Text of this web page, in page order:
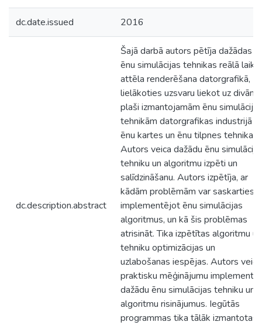
dc.date.issued 2016
dc.description.abstract
Šajā darbā autors pētīja dažādas
ēnu simulācijas tehnikas reālā laika
attēla renderēšana datorgrafikā,
lielākoties uzsvaru liekot uz divām
plaši izmantojamām ēnu simulācijas
tehnikām datorgrafikas industrijā –
ēnu kartes un ēnu tilpnes tehnikas.
Autors veica dažādu ēnu
tehniku un algoritmu izpēti un
salīdzināšanu. Autors izpētīja, ar
kādām problēmām var saskarties,
implementējot ēnu simulācijas
algoritmus, un kā šis problēmas
atrisināt. Tika izpētītas algoritmu un
tehniku optimizācijas un
uzlabošanas iespējas. Autors veica
praktisku mēģinājumu implementēt
dažādu ēnu simulācijas tehniku un
algoritmu risinājumus. Iegūtās
programmas tika tālāk izmantotas,